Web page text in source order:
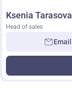
Ksenia Tarasova
Head of sales
Email